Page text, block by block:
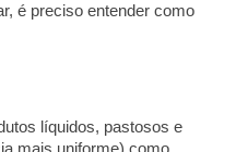
é preciso entender como
líquidos, pastosos e